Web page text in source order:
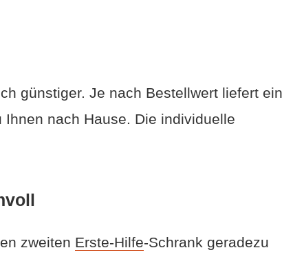
günstiger. Je nach Bestellwert liefert
nach Hause. Die individuelle
zweiten Erste-Hilfe-Schrank geradezu